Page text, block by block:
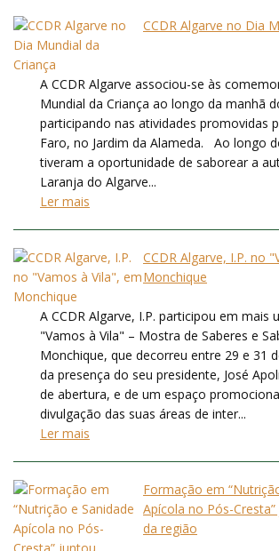
CCDR Algarve no Dia
A CCDR Algarve associou-se às
Mundial da Criança ao longo da manhã
participando nas atividades promovidas
Faro, no Jardim da Alameda. Ao longo
tiveram a oportunidade de saborear a
Laranja do Algarve...
Ler mais
CCDR Algarve, I.P. no
Monchique
A CCDR Algarve, I.P. participou em mais
"Vamos à Vila" – Mostra de Saberes e
Monchique, que decorreu entre 29 e 31
da presença do seu presidente, José
de abertura, e de um espaço
divulgação das suas áreas de inter...
Ler mais
Formação em
Apícola no Pós-
da região